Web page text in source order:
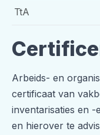
TtA
Arbeids- en
certificaat van
inventarisaties en -
en hierover te